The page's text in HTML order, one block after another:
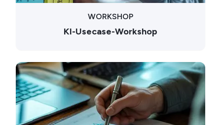
WORKSHOP
KI-Usecase-Workshop